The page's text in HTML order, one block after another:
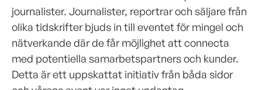
journalister. Journalister, reportrar och säljare från
olika tidskrifter bjuds in till eventet för mingel och
nätverkande där de får möjlighet att connecta
med potentiella samarbetspartners och kunder.
Detta är ett uppskattat initiativ från båda sidor